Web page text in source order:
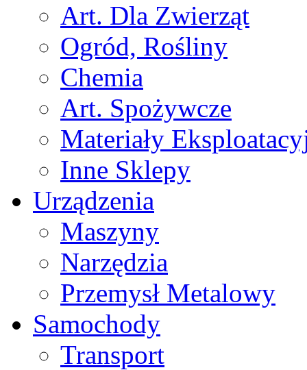
Art. Dla Zwierząt
Ogród, Rośliny
Chemia
Art. Spożywcze
Materiały
Inne Sklepy
Urządzenia
Maszyny
Narzędzia
Przemysł Metalowy
Samochody
Transport